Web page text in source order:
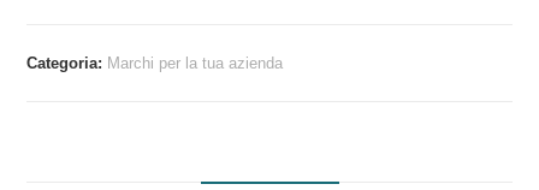
Categoria: Marchi per la tua azienda